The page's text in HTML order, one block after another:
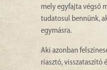
mely egyfajta végső
tudatosul bennünk,
egymásra.
Aki azonban
riasztó, visszataszító